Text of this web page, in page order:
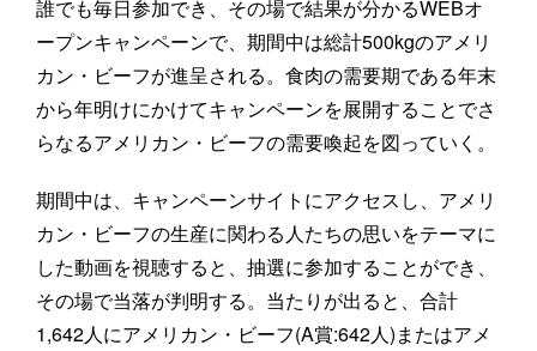
誰でも毎日参加でき、その場で結果が分かるWEBオ
ープンキャンペーンで、期間中は総計500kgのアメリ
カン・ビーフが進呈される。食肉の需要期である年末
から年明けにかけてキャンペーンを展開することでさ
らなるアメリカン・ビーフの需要喚起を図っていく。
期間中は、キャンペーンサイトにアクセスし、アメリ
カン・ビーフの生産に関わる人たちの思いをテーマに
した動画を視聴すると、抽選に参加することができ、
その場で当落が判明する。当たりが出ると、合計
1,642人にアメリカン・ビーフ(A賞:642人)またはアメ